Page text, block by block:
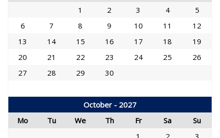
1
2 3 4
5
6
7 8 9 10 11
12
13
14 15 16 17 18
19
20
21 22 23 24 25
26
27
28 29 30
October - 2027
Mo
Tu We Th Fr Sa
Su